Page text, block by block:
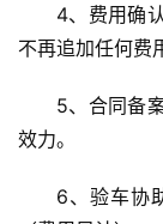
4、费用确
不再追加任何费
5、合同备
效力。
6、验车协